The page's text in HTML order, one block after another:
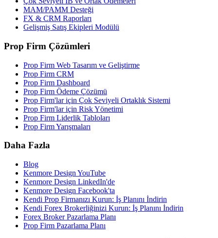
MAM/PAMM Desteği
FX & CRM Raporları
Gelişmiş Satış Ekipleri Modülü
Prop Firm Çözümleri
Prop Firm Web Tasarım ve Geliştirme
Prop Firm CRM
Prop Firm Dashboard
Prop Firm Ödeme Çözümü
Prop Firm'lar için Çok Seviyeli Ortaklık Sistemi
Prop Firm'lar için Risk Yönetimi
Prop Firm Liderlik Tabloları
Prop Firm Yarışmaları
Daha Fazla
Blog
Kenmore Design YouTube
Kenmore Design LinkedIn'de
Kenmore Design Facebook'ta
Kendi Prop Firmanızı Kurun: İş Planını İndirin
Kendi Forex Brokerliğinizi Kurun: İş Planını İndirin
Forex Broker Pazarlama Planı
Prop Firm Pazarlama Planı